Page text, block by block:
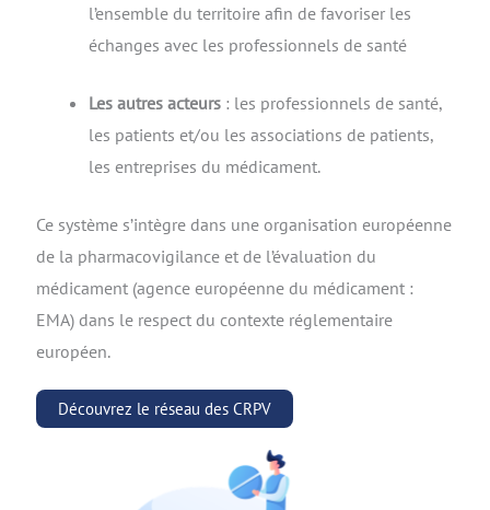
l’ensemble du territoire afin de favoriser les
échanges avec les professionnels de santé
Les autres acteurs: les professionnels de santé,
les patients et/ou les associations de patients,
les entreprises du médicament.
Ce système s’intègre dans une organisation européenne
de la pharmacovigilance et de l’évaluation du
médicament (agence européenne du médicament :
EMA) dans le respect du contexte réglementaire
européen.
Découvrez le réseau des CRPV